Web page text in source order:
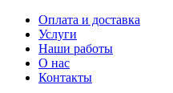
Оплата и доставка
Услуги
Наши работы
О нас
Контакты